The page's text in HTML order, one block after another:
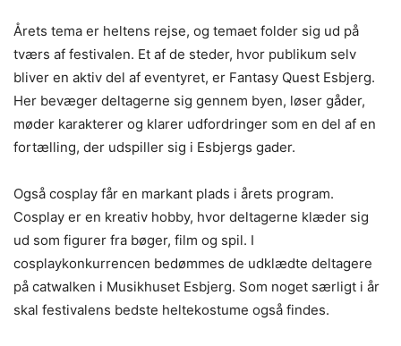
Årets tema er heltens rejse, og temaet folder sig ud på
tværs af festivalen. Et af de steder, hvor publikum selv
bliver en aktiv del af eventyret, er Fantasy Quest Esbjerg.
Her bevæger deltagerne sig gennem byen, løser gåder,
møder karakterer og klarer udfordringer som en del af en
fortælling, der udspiller sig i Esbjergs gader.
Også cosplay får en markant plads i årets program.
Cosplay er en kreativ hobby, hvor deltagerne klæder sig
ud som figurer fra bøger, film og spil. I
cosplaykonkurrencen bedømmes de udklædte deltagere
på catwalken i Musikhuset Esbjerg. Som noget særligt i år
skal festivalens bedste heltekostume også findes.